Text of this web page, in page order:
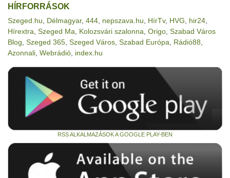
HÍRFORRÁSOK
Szeged.hu Délmagyar, 444 nepszava.hu HírTv, HVG hir24
Hírextra Szeged Ma Kolozsvári szalonna Origo Szabad Város
Blog Szeged 365 Szeged Város Szabad Európa Rádió88
Azonnali Webrádió index.hu
RSS ALKALMAZÁSOK A GOOGLE PLAY-BEN